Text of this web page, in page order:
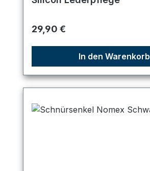
Regulärer Preis:
29,90 €
In den Warenkorb